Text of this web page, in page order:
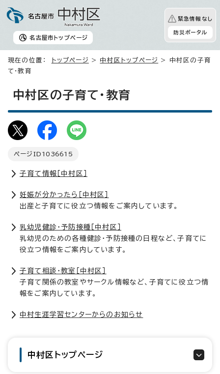
名古屋市 トップページ
緊急情報なし
防災ポータル
現在の位置： トップページ > 中村区トップページ
> 中村区の子育
て・教育
中村区の子育て・教育
ページID 1036615
子育て情報［中村区］
妊娠が分かったら［中村区］
出産と子育てに役立つ情報をご案内しています。
乳幼児健診・予防接種［中村区］
乳幼児のための各種健診・予防接種の日程など、子育てに
役立つ情報をご案内しています。
子育て相談・教室［中村区］
子育て関係の教室やサークル情報など、子育てに役立つ情
報をご案内しています。
中村生涯学習センターからのお知らせ
中村区トップページ